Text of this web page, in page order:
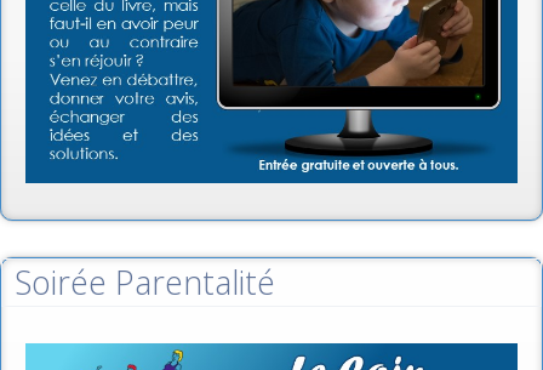
Soirée Parentalité